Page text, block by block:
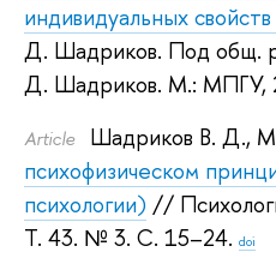
индивидуальных
Д. Шадриков. Под общ.
Д. Шадриков. М.: МПГУ,
Article Шадриков В. Д.,
психофизическом
психологии) //
Т. 43. № 3. С. 15–24. doi